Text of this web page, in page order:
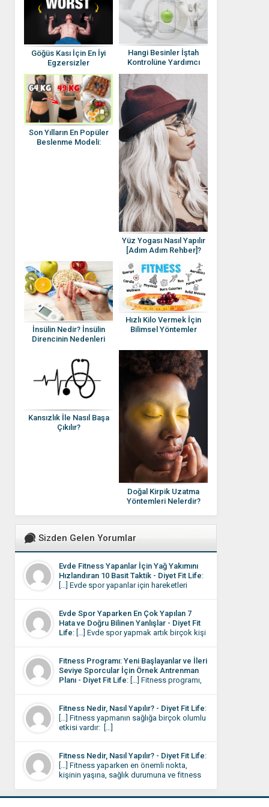
Göğüs Kası İçin En İyi
Egzersizler
Hangi Besinler İştah
Kontrolüne Yardımcı
Olur?
Son Yılların En Popüler
Beslenme Modeli:
Yüz Yogası Nasıl Yapılır
[Adım Adım Rehber]?
İnsülin Nedir? İnsülin
Direncinin Nedenleri
Hızlı Kilo Vermek İçin
Bilimsel Yöntemler
Kansızlık İle Nasıl Başa
Çıkılır?
Doğal Kirpik Uzatma
Yöntemleri Nelerdir?
Sizden Gelen Yorumlar
Evde Fitness Yapanlar İçin Yağ Yakımını
Hızlandıran 10 Basit Taktik - Diyet Fit Life:
[…] Evde spor yapanlar için hareketleri
düşüren en önemli etkendir. Aslında
burada sorun çoğu zaman eksik çalışmak
değil, bazı küçük detayların gözden
Evde Spor Yaparken En Çok Yapılan 7
Hata ve Doğru Bilinen Yanlışlar - Diyet Fit
Life: […] Evde spor yapmak artık birçok kişi
evinde daha rahat eden kişiler, çözümü
kendi programını oluşturmada buluyor.
Evde spor rutini oturduktan sonra bile
Fitness Programı: Yeni Başlayanlar ve İleri
Seviye Sporcular İçin Örnek Antrenman
Planı - Diyet Fit Life: […] Fitness programı,
Kas kütlesini artırmak, kilo vermek,
dayanıklılığı yükseltmek veya genel sağlığı
iyileştirmek için farklı egzersiz planları
sporcular için örnek antrenman planları yer
almaktadır. […]
Fitness Nedir, Nasıl Yapılır? - Diyet Fit Life:
[…] Fitness yapmanın sağlığa birçok olumlu
etkisi vardır: […]
Fitness Nedir, Nasıl Yapılır? - Diyet Fit Life:
[…] Fitness yaparken en önemli nokta,
kişinin yaşına, sağlık durumuna ve fitness
belirlemesidir. Fitness antrenmanlarını spor